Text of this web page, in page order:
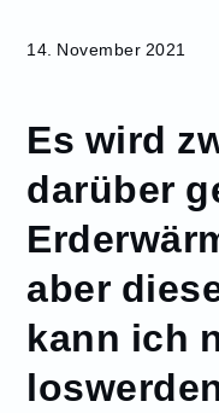
14. November 2021
Es wird
darüber
aber
kann ich